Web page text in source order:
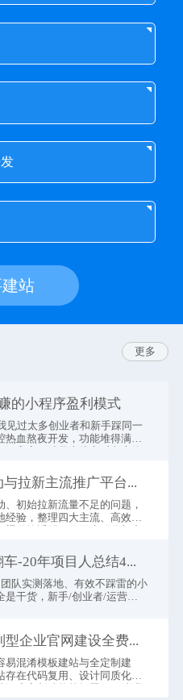
站
更多
的小程序盈利模式
见过太多创业者和新手踩同一
热血熬夜开发，功能堆得满满
、初始拉新流量不足的问题，
经验，整理四大主流、高效的
队实测落地、有效不踩雷的小
是干货，新手/创业者/运营直
易混淆模板建站与全定制建
存在代码复用、设计同质化、